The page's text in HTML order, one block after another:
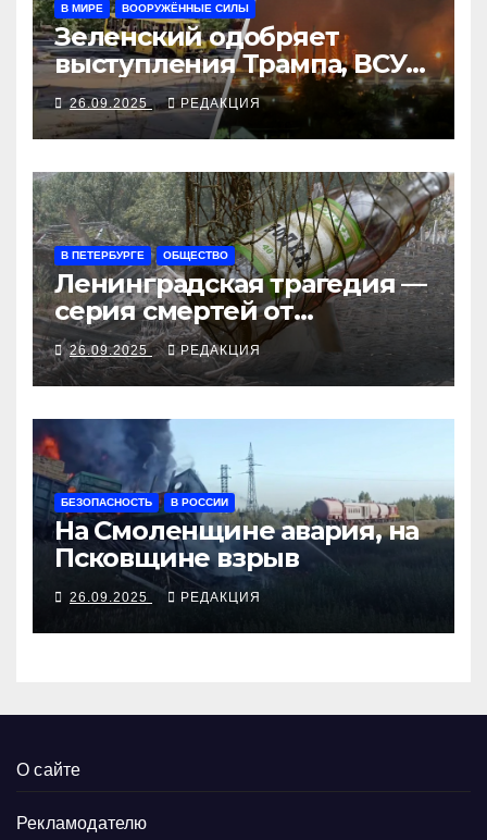
В МИРЕ ВООРУЖЁННЫЕ СИЛЫ
Зеленский одобряет
выступления Трампа, ВСУ
закрыли Добропольский
рубеж
26.09.2025 РЕДАКЦИЯ
В ПЕТЕРБУРГЕ ОБЩЕСТВО
Ленинградская трагедия —
серия смертей от
алкосуррогата
26.09.2025 РЕДАКЦИЯ
БЕЗОПАСНОСТЬ В РОССИИ
На Смоленщине авария, на
Псковщине взрыв
26.09.2025 РЕДАКЦИЯ
О сайте
Рекламодателю